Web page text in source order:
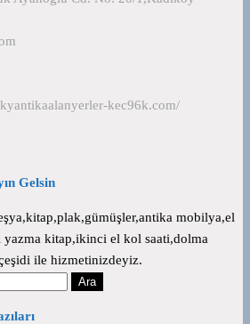
kec96k.com/
Gelsin
mobilya,el
yazma kitap,ikinci el kol saati,dolma
ile hizmetinizdeyiz.